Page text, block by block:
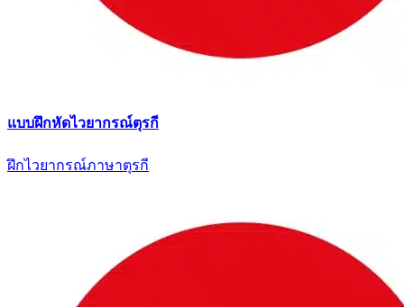
แบบฝึกหัดไวยากรณ์ตุรกี
ฝึกไวยากรณ์ภาษาตุรกี